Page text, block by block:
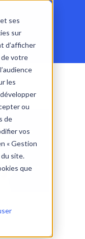
ses
sur
d’afficher
votre
les
ou
de
vos
« Gestion
du site.
que